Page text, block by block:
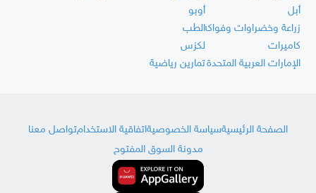
أبل
أوبو
زراعة وخضراوات وفواكهالطب
كاميرات
لكزس
الإمارات العربية المتحدةتمارين رياضية
الصفحة الرئيسيةسياسة الخصوصيةاتفاقية الاستخدامتواصل معنا
مدونة السوق المفتوح